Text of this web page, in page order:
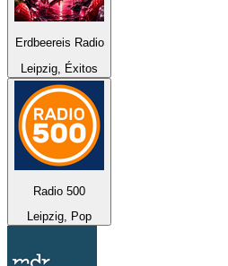
Erdbeereis Radio
Leipzig, Éxitos
Radio 500
Leipzig, Pop